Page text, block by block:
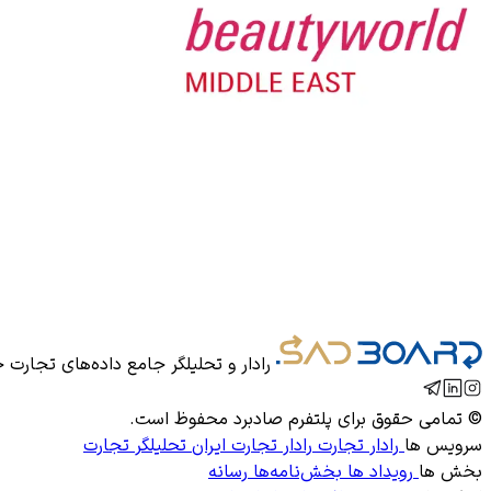
رادار و تحلیلگر جامع داده‌های
© تمامی حقوق برای پلتفرم صادبرد محفوظ است.
سرویس ها رادار تجارت رادار تجارت ایران تحلیلگر تجارت
بخش ها رویداد ها بخش‌نامه‌ها رسانه